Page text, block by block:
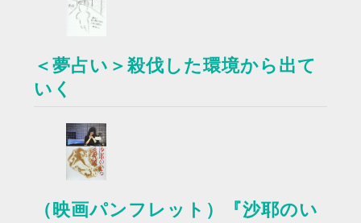
＜夢占い＞殺伐した環境から出て
いく
（映画パンフレット）『沙耶のい